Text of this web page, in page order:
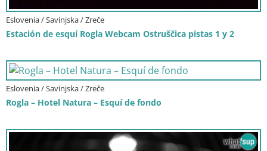
Eslovenia / Savinjska / Zreče
Estación de esquí Rogla Webcam Ostruščica pistas 1 y 2
Eslovenia / Savinjska / Zreče
Rogla – Hotel Natura – Esquí de fondo